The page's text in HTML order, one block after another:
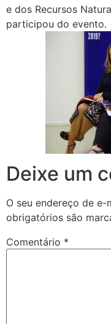
e dos Recursos
participou do evento.
Deixe um
O seu endereço de
obrigatórios são
Comentário *